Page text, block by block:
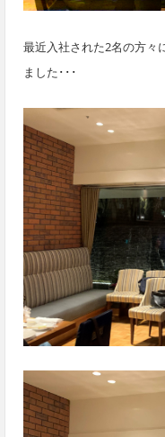
最近入社された2名の方々
ました･･･